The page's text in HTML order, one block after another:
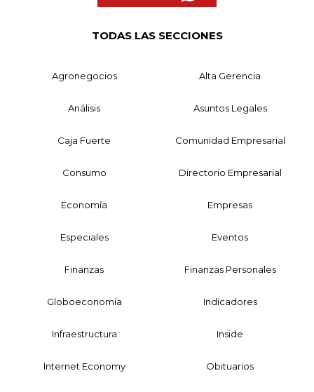
TODAS LAS SECCIONES
Agronegocios Alta Gerencia
Análisis Asuntos Legales
Caja Fuerte Comunidad Empresarial
Consumo Directorio Empresarial
Economía Empresas
Especiales Eventos
Finanzas Finanzas Personales
Globoeconomía Indicadores
Infraestructura Inside
Internet Economy Obituarios